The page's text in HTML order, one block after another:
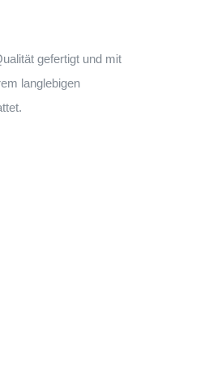
gefertigt und mit
langlebigen